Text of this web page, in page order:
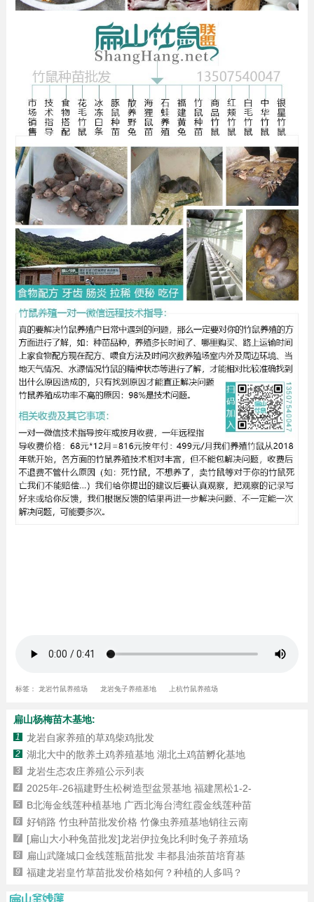
标签： 龙岩竹鼠养殖场 龙岩兔子养殖基地 上杭竹鼠养殖场
扁山杨梅苗木基地:
1 龙岩自家养殖的草鸡柴鸡批发
2 湖北大中的散养土鸡养殖基地 湖北土鸡苗孵化基地
3 龙岩生态农庄养殖公示列表
4 2025年-26福建野生松树造型盆景基地 福建黑松1-2-
5 B北海金线莲种植基地 广西北海台湾红霞金线莲种苗
6 好销路 竹虫种苗批发价格 竹像虫养殖基地销往云南
7 [扁山大小种兔苗批发]龙岩伊拉兔比利时兔子养殖场
8 扁山武隆城口金线莲瓶苗批发 丰都县油茶苗培育基
9 福建龙岩皇竹草苗批发价格如何？种植的人多吗？